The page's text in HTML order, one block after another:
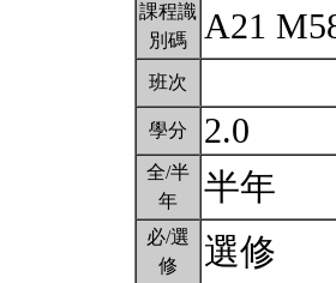
課程識
別碼
A21
班次
學分 2.0
全/半
年
半年
必/選
修
選修